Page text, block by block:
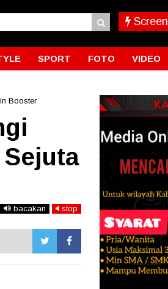
Screen
SPORT FOTO VIDEO
Booster
bacakan stop